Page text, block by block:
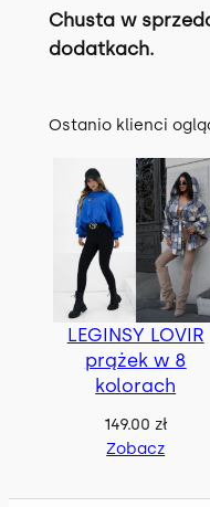
Chusta w
dodatkach.
Ostanio klienci
LEGINSY LOVIR
prążek w 8
kolorach
149.00 zł
Zobacz